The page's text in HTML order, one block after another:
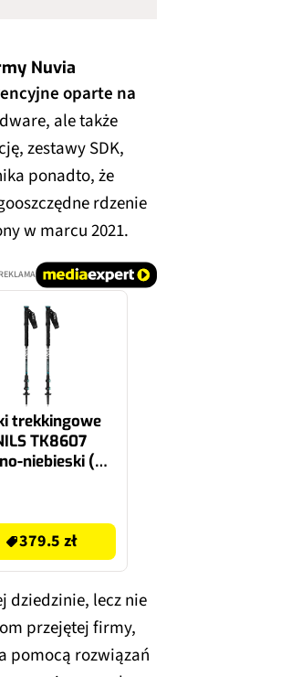
Nuvia
oparte na
ale także
zestawy SDK,
ponadto, że
rdzenie
w marcu 2021.
REKLAMA
trekkingowe
TK8607
niebieski (65
379.5 zł
dziedzinie, lecz nie
przejętej firmy,
pomocą rozwiązań